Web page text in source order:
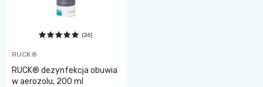
(26)
RUCK®
RUCK® dezynfekcja obuwia
w aerozolu, 200 ml